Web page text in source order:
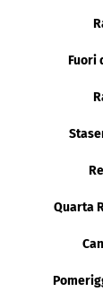
Fuori
Quarta